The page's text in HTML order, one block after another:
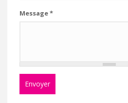
Message*
Envoyer